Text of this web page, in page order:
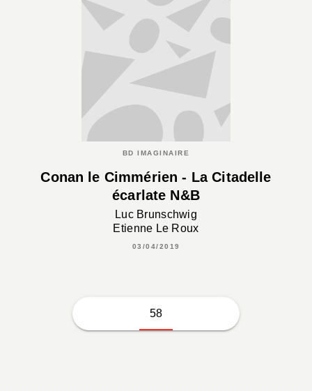
BD IMAGINAIRE
Conan le Cimmérien - La Citadelle
écarlate N&B
Luc Brunschwig
Etienne Le Roux
03/04/2019
58